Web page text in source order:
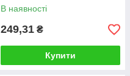
В наявності
249,31 ₴
Купити